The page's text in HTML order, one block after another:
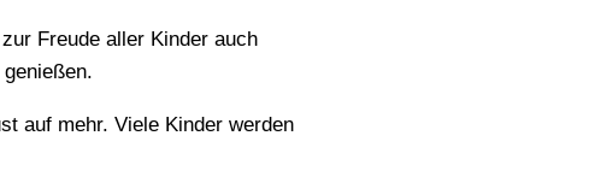
Freude aller Kinder auch
auf mehr. Viele Kinder werden